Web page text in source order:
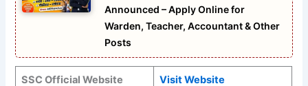
Announced – Apply Online for
Warden, Teacher, Accountant & Other
Posts
SSC Official Website Visit Website